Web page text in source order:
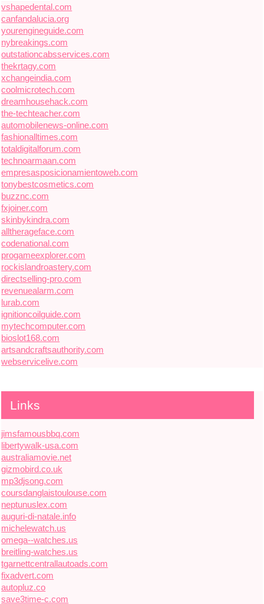
vshapedental.com
canfandalucia.org
yourengineguide.com
nybreakings.com
outstationcabsservices.com
thekrtagy.com
xchangeindia.com
coolmicrotech.com
dreamhousehack.com
the-techteacher.com
automobilenews-online.com
fashionalltimes.com
totaldigitalforum.com
technoarmaan.com
empresasposicionamientoweb.com
tonybestcosmetics.com
buzznc.com
fxjoiner.com
skinbykindra.com
alltherageface.com
codenational.com
progameexplorer.com
rockislandroastery.com
directselling-pro.com
revenuealarm.com
lurab.com
ignitioncoilguide.com
mytechcomputer.com
bioslot168.com
artsandcraftsauthority.com
webservicelive.com
Links
jimsfamousbbq.com
libertywalk-usa.com
australiamovie.net
gizmobird.co.uk
mp3djsong.com
coursdanglaistoulouse.com
neptunuslex.com
auguri-di-natale.info
michelewatch.us
omega--watches.us
breitling-watches.us
tgarnettcentrallautoads.com
fixadvert.com
autopluz.co
save3time-c.com